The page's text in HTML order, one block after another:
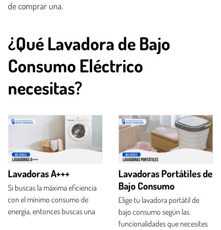
de comprar una.
¿Qué Lavadora de Bajo
Consumo Eléctrico
necesitas?
Lavadoras A+++
Si buscas la máxima eficiencia
con el mínimo consumo de
energía, entonces buscas una
Lavadoras Portátiles de
Bajo Consumo
Elige tu lavadora portátil de
bajo consumo según las
funcionalidades que necesites